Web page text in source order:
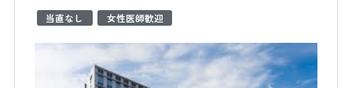
当直なし 女性医師歓迎